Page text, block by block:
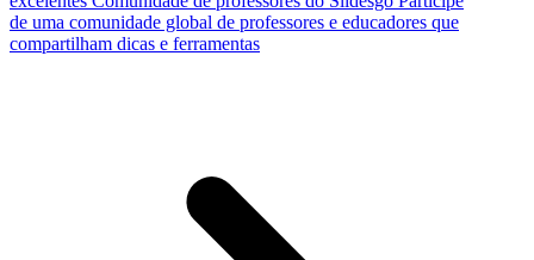
de uma comunidade global de professores e educadores que
compartilham dicas e ferramentas